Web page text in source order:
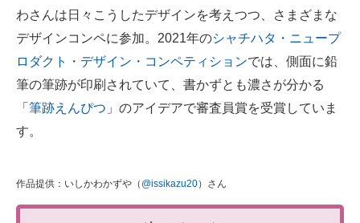
わさんは日々こうしたデザインを考えつつ、さまざまな
デザインコンペに参加。2021年のシャチハタ・ニュープ
ロダクト・デザイン・コンペティションでは、側面に鉛
筆の筆跡が印刷されていて、書かずとも濃さが分かる
「 筆跡えんぴつ 」のアイデアで審査員賞を受賞していま
す。
作品提供：いしかわかずや（ @issikazu20）さん